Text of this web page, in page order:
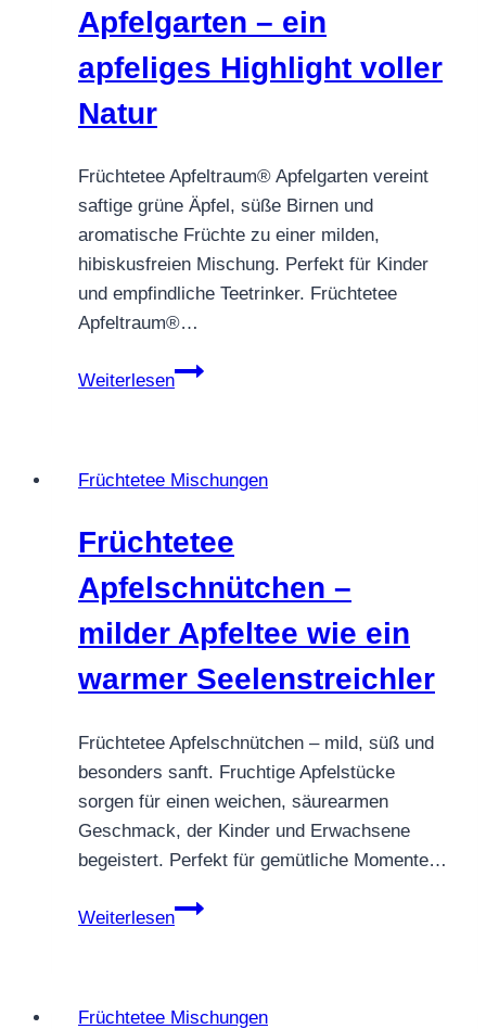
Apfelgarten – ein
apfeliges Highlight voller
Natur
Früchtetee Apfeltraum® Apfelgarten vereint
saftige grüne Äpfel, süße Birnen und
aromatische Früchte zu einer milden,
hibiskusfreien Mischung. Perfekt für Kinder
und empfindliche Teetrinker. Früchtetee
Apfeltraum®…
Weiterlesen
Früchtetee
ein
Highlight
voller
Natur
Früchtetee Mischungen
Früchtetee
Apfelschnütchen –
milder Apfeltee wie ein
warmer Seelenstreichler
Früchtetee Apfelschnütchen – mild, süß und
besonders sanft. Fruchtige Apfelstücke
sorgen für einen weichen, säurearmen
Geschmack, der Kinder und Erwachsene
begeistert. Perfekt für gemütliche Momente…
Weiterlesen
Früchtetee
Apfeltee
Früchtetee Mischungen